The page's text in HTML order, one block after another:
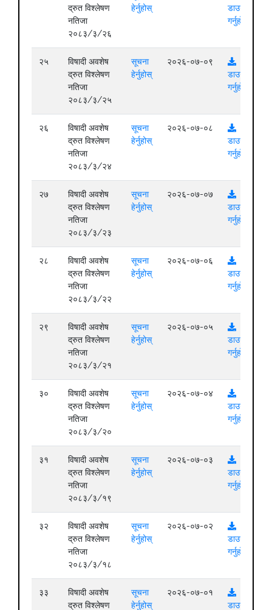
द्रुत विश्लेषण
नतिजा
२०८३/३/२६
हेर्नुहोस्
डाउनलोड
गर्नुहोस्
२५
विषादी अवशेष
द्रुत विश्लेषण
नतिजा
२०८३/३/२५
सूचना
हेर्नुहोस्
२०२६-०७-०९
डाउनलोड
गर्नुहोस्
२६
विषादी अवशेष
द्रुत विश्लेषण
नतिजा
२०८३/३/२४
सूचना
हेर्नुहोस्
२०२६-०७-०८
डाउनलोड
गर्नुहोस्
२७
विषादी अवशेष
द्रुत विश्लेषण
नतिजा
२०८३/३/२३
सूचना
हेर्नुहोस्
२०२६-०७-०७
डाउनलोड
गर्नुहोस्
२८
विषादी अवशेष
द्रुत विश्लेषण
नतिजा
२०८३/३/२२
सूचना
हेर्नुहोस्
२०२६-०७-०६
डाउनलोड
गर्नुहोस्
२९
विषादी अवशेष
द्रुत विश्लेषण
नतिजा
२०८३/३/२१
सूचना
हेर्नुहोस्
२०२६-०७-०५
डाउनलोड
गर्नुहोस्
३०
विषादी अवशेष
द्रुत विश्लेषण
नतिजा
२०८३/३/२०
सूचना
हेर्नुहोस्
२०२६-०७-०४
डाउनलोड
गर्नुहोस्
३१
विषादी अवशेष
द्रुत विश्लेषण
नतिजा
२०८३/३/१९
सूचना
हेर्नुहोस्
२०२६-०७-०३
डाउनलोड
गर्नुहोस्
३२
विषादी अवशेष
द्रुत विश्लेषण
नतिजा
२०८३/३/१८
सूचना
हेर्नुहोस्
२०२६-०७-०२
डाउनलोड
गर्नुहोस्
३३
विषादी अवशेष
द्रुत विश्लेषण
सूचना
हेर्नुहोस्
२०२६-०७-०१
डाउनलोड